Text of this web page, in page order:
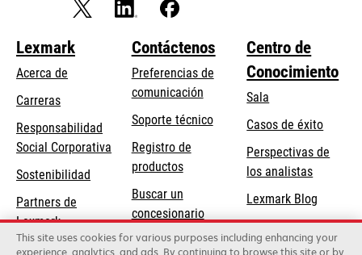
Lexmark
Acerca de
Carreras
Responsabilidad
Social Corporativa opens
new
tab
Sostenibilidad
Partners de
Lexmark
Contáctenos
Preferencias de
comunicación
Soporte técnicoopens
Registro de
productos
Buscar un
concesionario
Centro de
Conocimiento
Sala
Casos de éxito
Perspectivas de
los analistas
Lexmark Blog
This site uses cookies for various purposes including enhancing your
experience, analytics, and ads. By continuing to browse this site or by